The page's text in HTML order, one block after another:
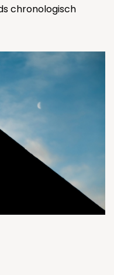
chronologisch